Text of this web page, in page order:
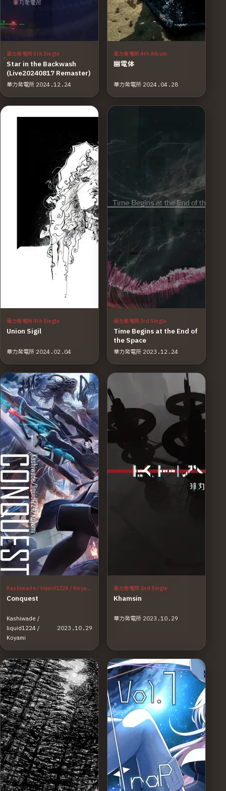
華力発電所 5th Single
Star in the Backwash
(Live20240817 Remaster)
華力発電所·2024.12.24
華力発電所 4th Album
幽電体
華力発電所·2024.04.28
華力発電所 4th Single
Union Sigil
華力発電所·2024.02.04
華力発電所 3rd Single
Time Begins at the End of
the Space
華力発電所·2023.12.24
Kashiwade / liquid1224 / Koyami
Conquest
Kashiwade /
liquid1224 /
Koyami
·2023.10.29
華力発電所 2nd Single
Khamsin
華力発電所·2023.10.29